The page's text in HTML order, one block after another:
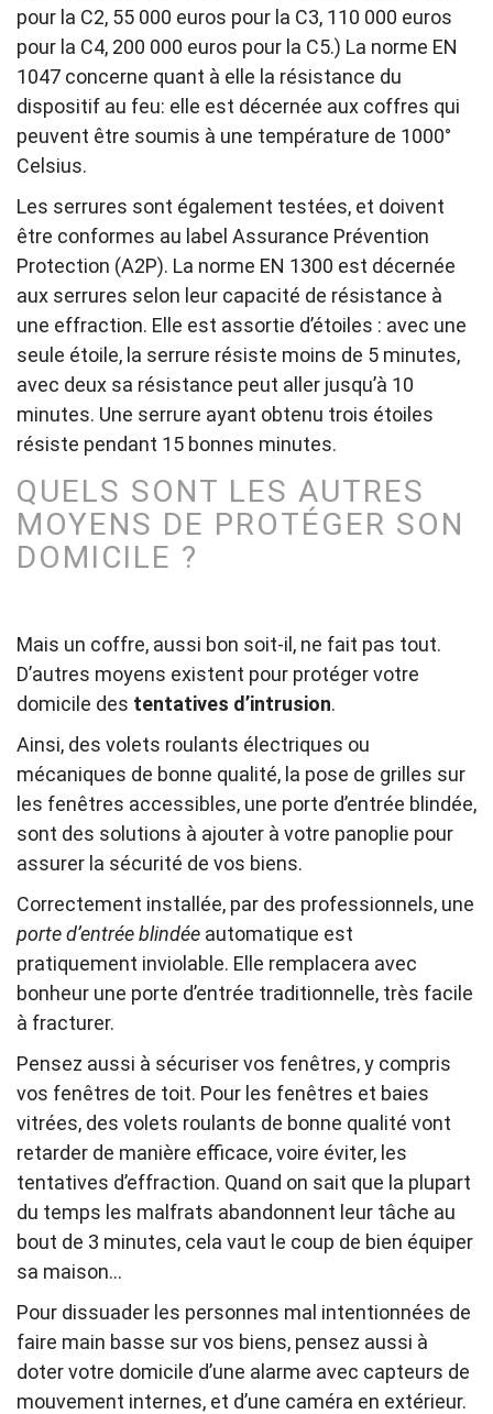
pour la C2, 55 000 euros pour la C3, 110 000 euros
pour la C4, 200 000 euros pour la C5.) La norme EN
1047 concerne quant à elle la résistance du
dispositif au feu: elle est décernée aux coffres qui
peuvent être soumis à une température de 1000°
Celsius.
Les serrures sont également testées, et doivent
être conformes au label Assurance Prévention
Protection (A2P). La norme EN 1300 est décernée
aux serrures selon leur capacité de résistance à
une effraction. Elle est assortie d’étoiles : avec une
seule étoile, la serrure résiste moins de 5 minutes,
avec deux sa résistance peut aller jusqu’à 10
minutes. Une serrure ayant obtenu trois étoiles
résiste pendant 15 bonnes minutes.
QUELS SONT LES AUTRES
MOYENS DE PROTÉGER SON
DOMICILE ?
Mais un coffre, aussi bon soit-il, ne fait pas tout.
D’autres moyens existent pour protéger votre
domicile des tentatives d’intrusion.
Ainsi, des volets roulants électriques ou
mécaniques de bonne qualité, la pose de grilles sur
les fenêtres accessibles, une porte d’entrée blindée,
sont des solutions à ajouter à votre panoplie pour
assurer la sécurité de vos biens.
Correctement installée, par des professionnels, une
porte d’entrée blindée automatique est
pratiquement inviolable. Elle remplacera avec
bonheur une porte d’entrée traditionnelle, très facile
à fracturer.
Pensez aussi à sécuriser vos fenêtres, y compris
vos fenêtres de toit. Pour les fenêtres et baies
vitrées, des volets roulants de bonne qualité vont
retarder de manière efficace, voire éviter, les
tentatives d’effraction. Quand on sait que la plupart
du temps les malfrats abandonnent leur tâche au
bout de 3 minutes, cela vaut le coup de bien équiper
sa maison…
Pour dissuader les personnes mal intentionnées de
faire main basse sur vos biens, pensez aussi à
doter votre domicile d’une alarme avec capteurs de
mouvement internes, et d’une caméra en extérieur.